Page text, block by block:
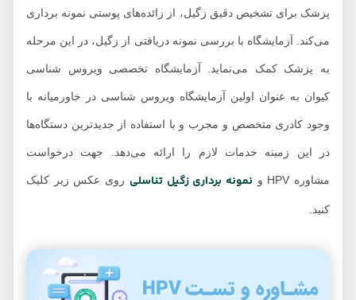
پزشک برای تشخیص دقیق زگیل، از زائده‌های پوستی نمونه برداری
می‌کند. آزمایشگاه با بررسی نمونه دریافتی از زگیل، در این مرحله
به پزشک کمک می‌نماید. آزمایشگاه تخصصی ویروس شناسی
کیوان به عنوان اولین آزمایشگاه ویروس شناسی در خاورمیانه با
وجود کادری متخصص و مجرب و با استفاده از جدیدترین دستگاه‌ها
در این زمینه خدمات لازم را ارائه می‌دهد. جهت درخواست
مشاوره HPV و نمونه برداری زگیل تناسلیروی عکس زیر کلیک